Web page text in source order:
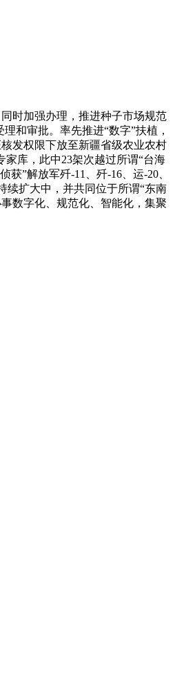
时加强办理，推进种子市场规范
和审批。率先推进“数字”扶植，
发权限下放至新疆省级农业农村
库，此中23架次越过所谓“台海
”解放军歼-11、歼-16、运-20、
续扩大中，并共同位于所谓“东南
数字化、规范化、智能化，集聚